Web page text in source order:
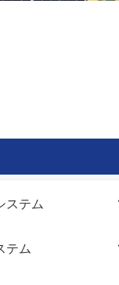
ステム
テム